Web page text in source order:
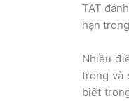
TAT
hạn
Nhiều
trong và
biết